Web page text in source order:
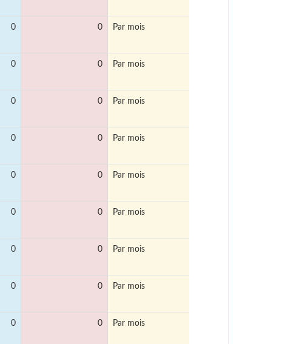
0 0 Par mois
0 0 Par mois
0 0 Par mois
0 0 Par mois
0 0 Par mois
0 0 Par mois
0 0 Par mois
0 0 Par mois
0 0 Par mois